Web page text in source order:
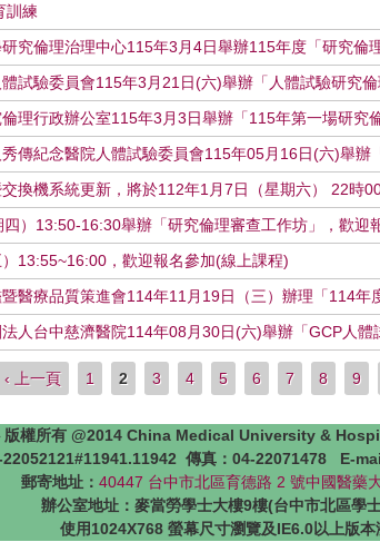
訓練
究倫理治理中心115年3月4日舉辦115年度「研究倫
試驗委員會115年3月21日(六)舉辦「人體試驗研究倫
理行政辦公室115年3月3日舉辦「115年第一場研究
傳紀念醫院人體試驗委員會115年05月16日(六)舉辦
換機系統更新，將於112年1月7日（星期六） 22時
）13:50-16:30舉辦「研究倫理審查工作坊」，歡迎
13:55~16:00，歡迎報名參加(線上課程)
醫療品質策進會114年11月19日（三）辦理「114年
人台中慈濟醫院114年08月30日(六)舉辦「GCP人體
‹ 上一頁 1 2 3 4 5 6 7 8 9
版權所有 @2014 China Medical University &
22052121#11941.11942 傳真：04-22071478 E-
郵寄地址： 40447 台中市北區育德路 2 號中國醫藥
辦公室地址：麥當勞學士大樓9樓(台中市北區學
使用1024X768 螢幕尺寸瀏覽及IE6.0以上版本